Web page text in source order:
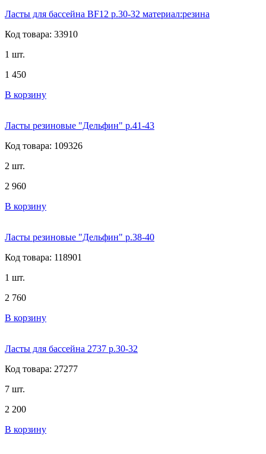
Ласты для бассейна BF12 р.30-32 материал:резина
Код товара: 33910
1 шт.
1 450
В корзину
Ласты резиновые "Дельфин" р.41-43
Код товара: 109326
2 шт.
2 960
В корзину
Ласты резиновые "Дельфин" р.38-40
Код товара: 118901
1 шт.
2 760
В корзину
Ласты для бассейна 2737 р.30-32
Код товара: 27277
7 шт.
2 200
В корзину